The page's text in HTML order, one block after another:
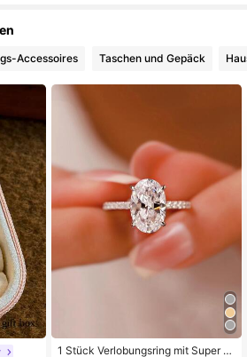
Accessoires Taschen und Gepäck
1 Stück Verlobungsring mit Super F